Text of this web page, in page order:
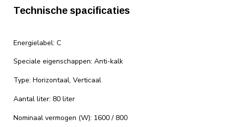
Technische spacificaties
Energielabel: C
Speciale eigenschappen: Anti-kalk
Type: Horizontaal, Verticaal
Aantal liter: 80 liter
Nominaal vermogen (W): 1600 / 800